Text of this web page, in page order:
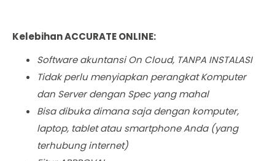
Kelebihan ACCURATE ONLINE:
Software akuntansi On Cloud, TANPA INSTALASI
Tidak perlu menyiapkan perangkat Komputer
dan Server dengan Spec yang mahal
Bisa dibuka dimana saja dengan komputer,
laptop, tablet atau smartphone Anda (yang
terhubung internet)